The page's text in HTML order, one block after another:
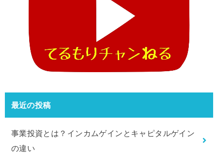
最近の投稿
事業投資とは？インカムゲインとキャピタルゲイン
の違い